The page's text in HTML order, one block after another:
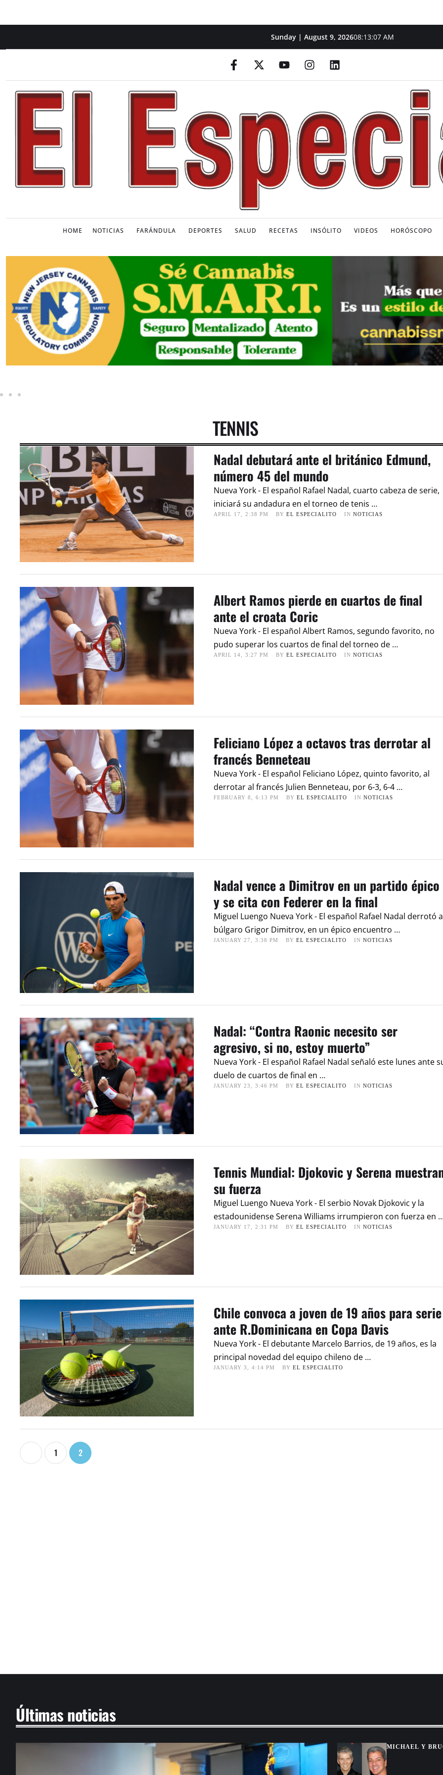
Sunday | August 9, 202608:13:09 AM
HOME NOTICIAS FARÁNDULA DEPORTES SALUD RECETAS INSÓLITO VIDEOS HORÓSCOPO
TENNIS
Nadal debutará ante el británico Edmund,
número 45 del mundo
Nueva York - El español Rafael Nadal, cuarto cabeza de serie,
iniciará su andadura en el torneo de tenis …
APRIL 17 2:38 PM BY EL ESPECIALITO IN NOTICIAS
Albert Ramos pierde en cuartos de final
ante el croata Coric
Nueva York - El español Albert Ramos, segundo favorito, no
pudo superar los cuartos de final del torneo de …
APRIL 14 3:27 PM BY EL ESPECIALITO IN NOTICIAS
Feliciano López a octavos tras derrotar al
francés Benneteau
Nueva York - El español Feliciano López, quinto favorito, al
derrotar al francés Julien Benneteau, por 6-3, 6-4 …
FEBRUARY 8 6:13 PM BY EL ESPECIALITO IN NOTICIAS
Nadal vence a Dimitrov en un partido épico
y se cita con Federer en la final
Miguel Luengo Nueva York - El español Rafael Nadal derrotó
búlgaro Grigor Dimitrov, en un épico encuentro …
JANUARY 27 3:38 PM BY EL ESPECIALITO IN NOTICIAS
Nadal: “Contra Raonic necesito ser
agresivo, si no, estoy muerto”
Nueva York - El español Rafael Nadal señaló este lunes ante
duelo de cuartos de final en …
JANUARY 23, 3:46 PM BY EL ESPECIALITO IN NOTICIAS
Tennis Mundial: Djokovic y Serena
su fuerza
Miguel Luengo Nueva York - El serbio Novak Djokovic y la
estadounidense Serena Williams irrumpieron con fuerza en
JANUARY 17 2:31 PM BY EL ESPECIALITO IN NOTICIAS
Chile convoca a joven de 19 años para serie
ante R.Dominicana en Copa Davis
Nueva York - El debutante Marcelo Barrios, de 19 años, es la
principal novedad del equipo chileno de …
JANUARY 3 4:14 PM BY EL ESPECIALITO
1 2
Últimas noticias
MICHAEL Y